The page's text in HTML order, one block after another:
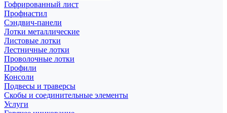
Гофрированный лист
Профнастил
Сэндвич-панели
Лотки металлические
Листовые лотки
Лестничные лотки
Проволочные лотки
Профили
Консоли
Подвесы и траверсы
Скобы и соединительные элементы
Услуги